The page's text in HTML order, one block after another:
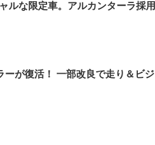
ルな限定車。アルカンターラ採用
ーが復活！ 一部改良で走り＆ビジ